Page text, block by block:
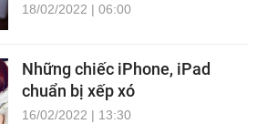
18/02/2022 | 06:00
Những chiếc iPhone, iPad
chuẩn bị xếp xó
16/02/2022 | 13:30